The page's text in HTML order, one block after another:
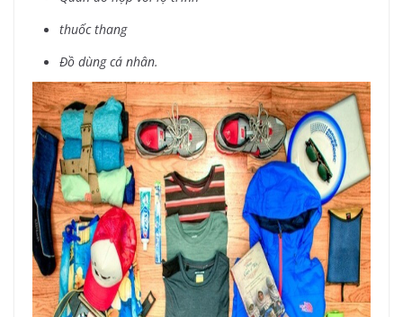
thuốc thang
Đồ dùng cá nhân.